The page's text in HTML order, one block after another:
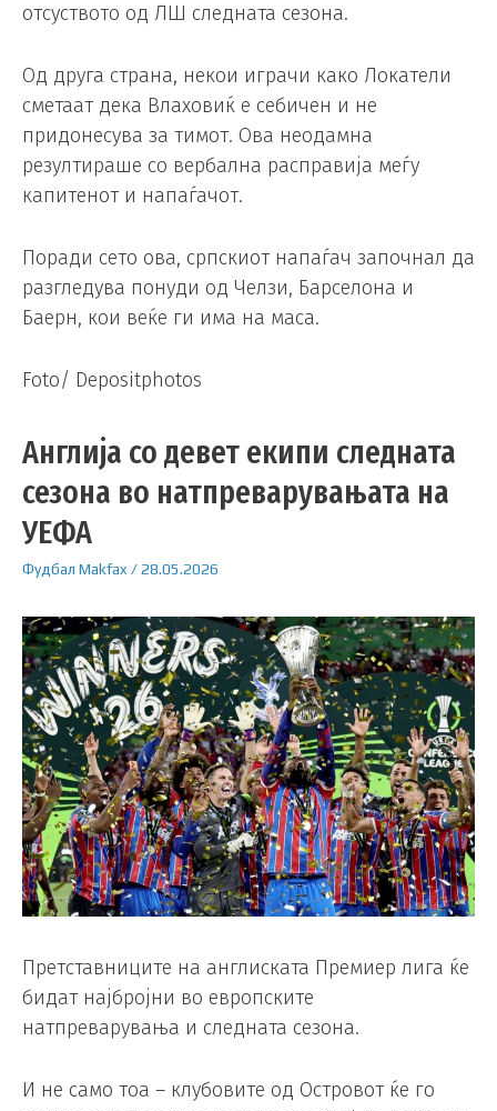
отсуството од ЛШ следната сезона.
Од друга страна, некои играчи како Локатели
сметаат дека Влаховиќ е себичен и не
придонесува за тимот. Ова неодамна
резултираше со вербална расправија меѓу
капитенот и напаѓачот.
Поради сето ова, српскиот напаѓач започнал да
разгледува понуди од Челзи, Барселона и
Баерн, кои веќе ги има на маса.
Foto/ Depositphotos
Англија со девет екипи следната
сезона во натпреварувањата на
УЕФА
Фудбал Makfax /28.05.2026
Претставниците на англиската Премиер лига ќе
бидат најбројни во европските
натпреварувања и следната сезона.
И не само тоа – клубовите од Островот ќе го